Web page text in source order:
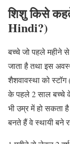
शिशु किसे
Hindi?)
बच्चे जो पहले महीने
जाता है तथा इस
शैशवावस्था को स्टॉग
के पहले 2 साल बच्चे के
भी उम्र में हो सकता
बनते हैं वे स्थायी बने